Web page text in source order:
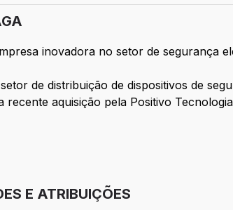
inovadora no setor de segurança
de distribuição de dispositivos de
recente aquisição pela Positivo
E ATRIBUIÇÕES